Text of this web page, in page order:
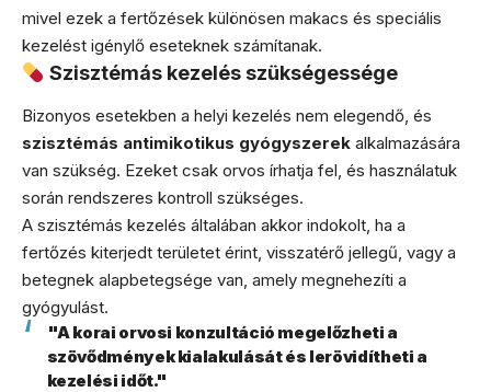
mivel ezek a fertőzések különösen makacs és speciális
kezelést igénylő eseteknek számítanak.
Szisztémás kezelés szükségessége
Bizonyos esetekben a helyi kezelés nem elegendő, és
szisztémás antimikotikus gyógyszerek alkalmazására
van szükség. Ezeket csak orvos írhatja fel, és használatuk
során rendszeres kontroll szükséges.
A szisztémás kezelés általában akkor indokolt, ha a
fertőzés kiterjedt területet érint, visszatérő jellegű, vagy a
betegnek alapbetegsége van, amely megnehezíti a
gyógyulást.
"A korai orvosi konzultáció megelőzheti a
szövődmények kialakulását és lerövidítheti a
kezelési időt."